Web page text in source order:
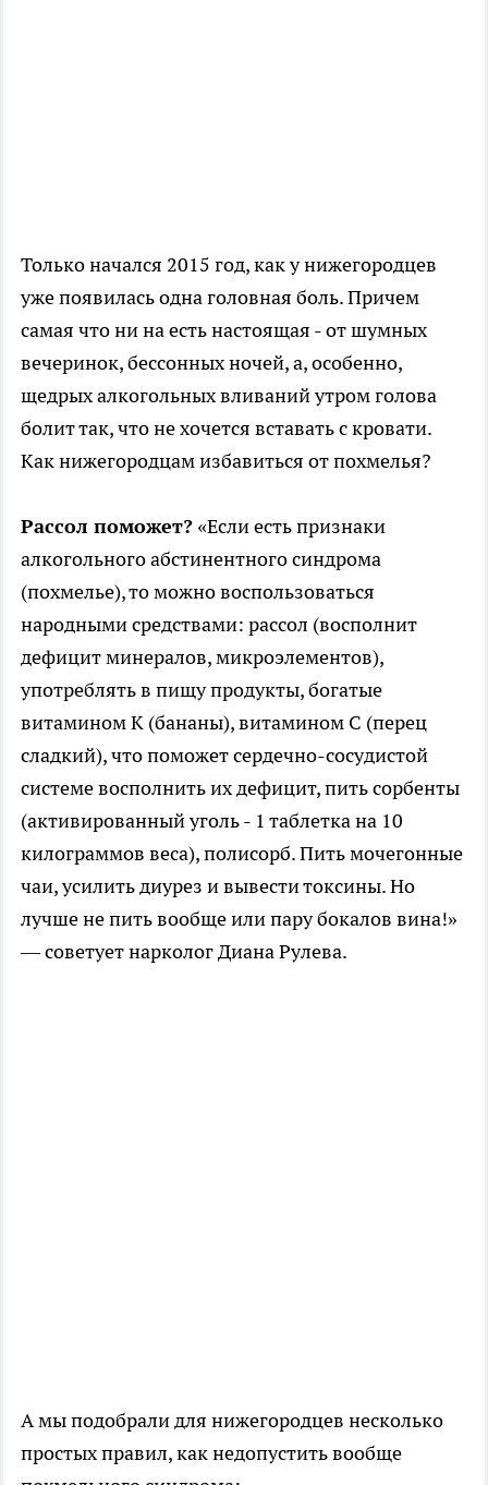
Только начался 2015 год, как у нижегородцев
уже появилась одна головная боль. Причем
самая что ни на есть настоящая - от шумных
вечеринок, бессонных ночей, а, особенно,
щедрых алкогольных вливаний утром голова
болит так, что не хочется вставать с кровати.
Как нижегородцам избавиться от похмелья?
Рассол поможет? «Если есть признаки
алкогольного абстинентного синдрома
(похмелье), то можно воспользоваться
народными средствами: рассол (восполнит
дефицит минералов, микроэлементов),
употреблять в пищу продукты, богатые
витамином К (бананы), витамином С (перец
сладкий), что поможет сердечно-сосудистой
системе восполнить их дефицит, пить сорбенты
(активированный уголь - 1 таблетка на 10
килограммов веса), полисорб. Пить мочегонные
чаи, усилить диурез и вывести токсины. Но
лучше не пить вообще или пару бокалов вина!»
— советует нарколог Диана Рулева.
А мы подобрали для нижегородцев несколько
простых правил, как недопустить вообще